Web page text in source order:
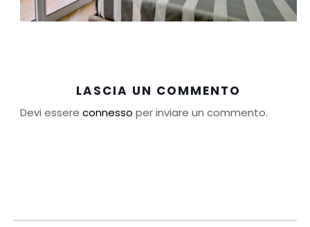
LASCIA UN COMMENTO
Devi essere connesso per inviare un commento.